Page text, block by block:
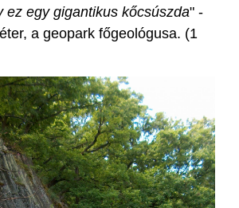
ez egy gigantikus kőcsúszda" -
a geopark főgeológusa. (1